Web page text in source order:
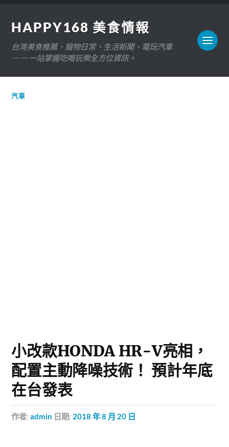
HAPPY168 美食情報
台灣美食推薦、寵物日常、生活新聞、電玩汽車
——一站掌握吃喝玩樂全方位資訊。
汽車
小改款HONDA HR-V亮相，
配置主動降噪技術！ 預計年底
在台發表
作者:admin 日期: 2018 年 8 月 20 日